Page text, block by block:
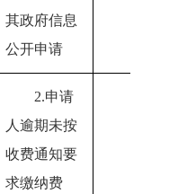
其政府信息
公开申请
2.申请
人逾期未按
收费通知要
求缴纳费